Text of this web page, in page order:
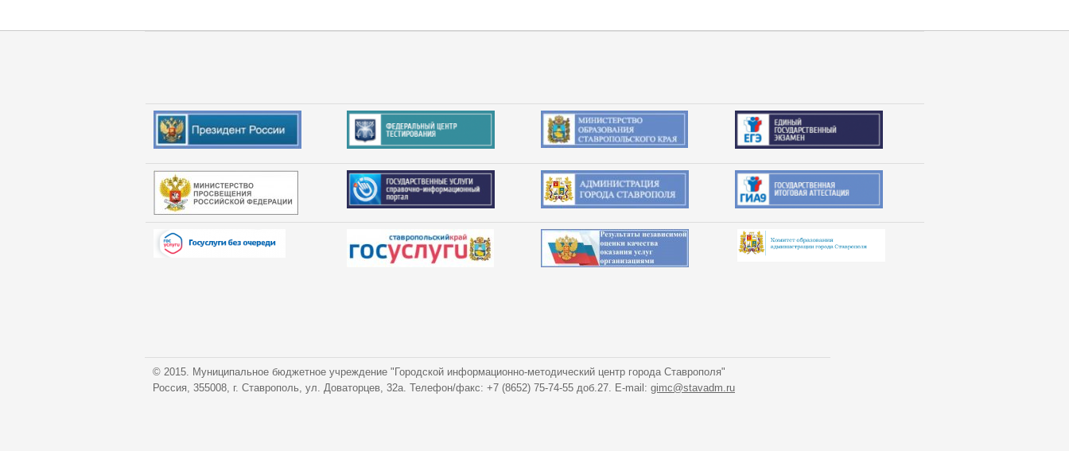
© 2015. Муниципальное бюджетное учреждение "Городской информационно-методический центр города Ставрополя"
Россия, 355008, г. Ставрополь, ул. Доваторцев, 32а. Телефон/факс: +7 (8652) 75-74-55 доб.27. E-mail: gimc@stavadm.ru